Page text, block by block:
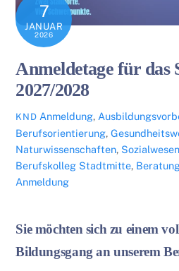
7
JANUAR
2026
Anmeldetage für das
2027/2028
KND Anmeldung,
Berufsorientierung,
Naturwissenschaften, Sozialwesen
Berufskolleg Stadtmitte,
Anmeldung
Sie möchten sich zu einem
Bildungsgang an unserem